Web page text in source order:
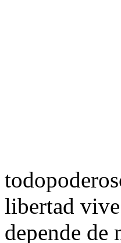
libertad
depende de